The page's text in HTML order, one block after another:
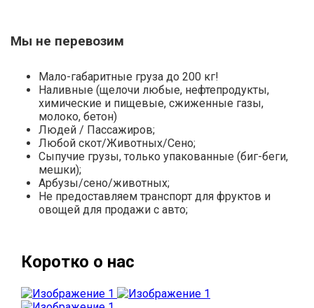
Мы не перевозим
Мало-габаритные груза до 200 кг!
Наливные (щелочи любые, нефтепродукты,
химические и пищевые, сжиженные газы,
молоко, бетон)
Людей / Пассажиров;
Любой скот/Животных/Сено;
Сыпучие грузы, только упакованные (биг-беги,
мешки);
Арбузы/сено/животных;
Не предоставляем транспорт для фруктов и
овощей для продажи с авто;
Коротко о нас